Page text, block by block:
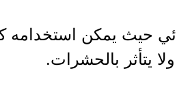
حيث يمكن استخدامه
يتأثر بالحشرات.